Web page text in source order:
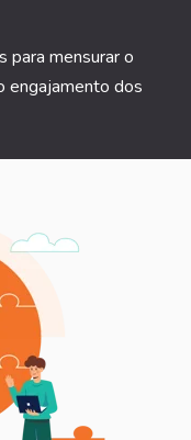
para mensurar o
engajamento dos